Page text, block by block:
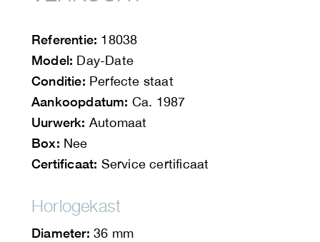
Referentie: 18038
Model: Day-Date
Conditie: Perfecte staat
Aankoopdatum: Ca. 1987
Uurwerk: Automaat
Box: Nee
Certificaat: Service certificaat
Horlogekast
Diameter: 36 mm